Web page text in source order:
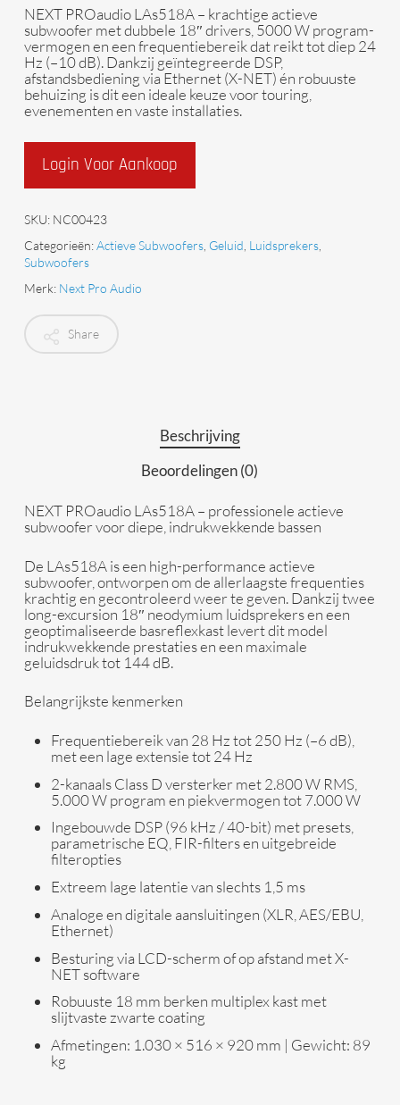
NEXT PROaudioLAs518A– krachtige actieve
subwoofer met dubbele 18″ drivers, 5000 W program-
vermogen en een frequentiebereik dat reikt tot diep 24
Hz (–10 dB). Dankzij geïntegreerde DSP,
afstandsbediening via Ethernet (X-NET) én robuuste
behuizing is dit een ideale keuze voor touring,
evenementen en vaste installaties.
Login Voor Aankoop
SKU: NC00423
Categorieën:Actieve Subwoofers, Geluid, Luidsprekers,
Subwoofers
Merk: Next Pro Audio
Share
Beschrijving
Beoordelingen (0)
NEXT PROaudio LAs518A – professionele actieve
subwoofer voor diepe, indrukwekkende bassen
De LAs518Ais een high-performance actieve
subwoofer, ontworpen om de allerlaagste frequenties
krachtig en gecontroleerd weer te geven. Dankzij twee
long-excursion 18″ neodymium luidsprekers en een
geoptimaliseerde basreflexkast levert dit model
indrukwekkende prestaties en een maximale
geluidsdruk tot 144 dB.
Belangrijkste kenmerken
Frequentiebereik van 28 Hz tot 250 Hz (–6 dB),
met een lage extensie tot 24 Hz
2-kanaals Class D versterker met 2.800 W RMS,
5.000 W program en piekvermogen tot 7.000 W
Ingebouwde DSP (96 kHz / 40-bit) met presets,
parametrische EQ, FIR-filters en uitgebreide
filteropties
Extreem lage latentie van slechts 1,5 ms
Analoge en digitale aansluitingen (XLR, AES/EBU,
Ethernet)
Besturing via LCD-scherm of op afstand met X-
NET software
Robuuste 18 mm berken multiplex kast met
slijtvaste zwarte coating
Afmetingen: 1.030 × 516 × 920 mm | Gewicht: 89
kg